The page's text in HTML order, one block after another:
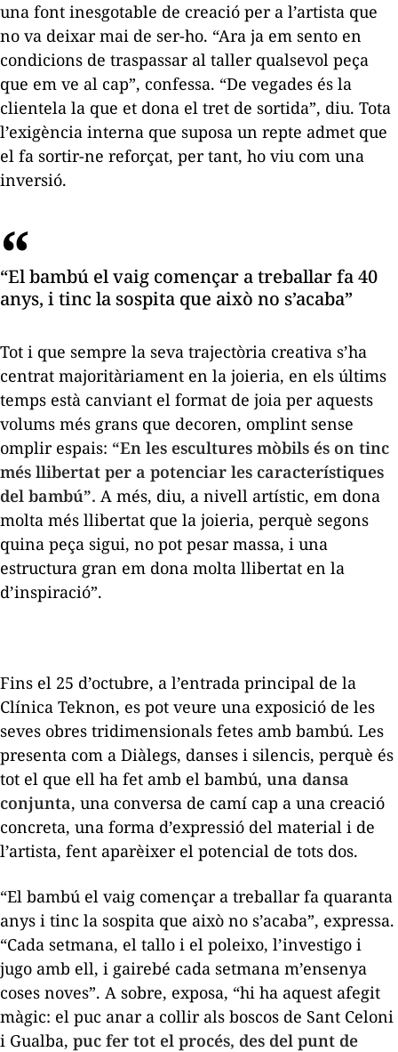
una font inesgotable de creació per a l’artista que
no va deixar mai de ser-ho. “Ara ja em sento en
condicions de traspassar al taller qualsevol peça
que em ve al cap”, confessa. “De vegades és la
clientela la que et dona el tret de sortida”, diu. Tota
l’exigència interna que suposa un repte admet que
el fa sortir-ne reforçat, per tant, ho viu com una
inversió.
“El bambú el vaig començar a treballar fa 40
anys, i tinc la sospita que això no s’acaba”
Tot i que sempre la seva trajectòria creativa s’ha
centrat majoritàriament en la joieria, en els últims
temps està canviant el format de joia per aquests
volums més grans que decoren, omplint sense
omplir espais: “En les escultures mòbils és on tinc
més llibertat per a potenciar les característiques
del bambú”. A més, diu, a nivell artístic, em dona
molta més llibertat que la joieria, perquè segons
quina peça sigui, no pot pesar massa, i una
estructura gran em dona molta llibertat en la
d’inspiració”.
Fins el 25 d’octubre, a l’entrada principal de la
Clínica Teknon, es pot veure una exposició de les
seves obres tridimensionals fetes amb bambú. Les
presenta com a Diàlegs, danses i silencis, perquè és
tot el que ell ha fet amb el bambú, una dansa
conjunta, una conversa de camí cap a una creació
concreta, una forma d’expressió del material i de
l’artista, fent aparèixer el potencial de tots dos.
“El bambú el vaig començar a treballar fa quaranta
anys i tinc la sospita que això no s’acaba”, expressa.
“Cada setmana, el tallo i el poleixo, l’investigo i
jugo amb ell, i gairebé cada setmana m’ensenya
coses noves”. A sobre, exposa, “hi ha aquest afegit
màgic: el puc anar a collir als boscos de Sant Celoni
i Gualba, puc fer tot el procés, des del punt de